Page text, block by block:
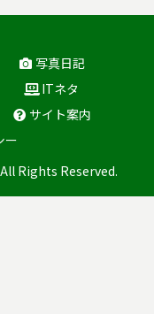
写真日記
ITネタ
サイト案内
ー
Rights Reserved.